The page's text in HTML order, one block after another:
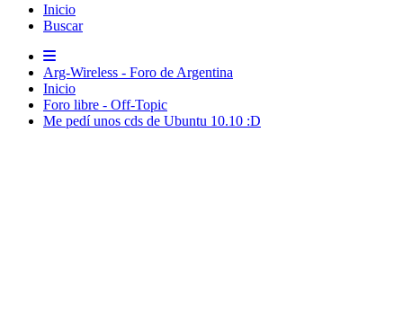
Inicio
Buscar
Arg-Wireless - Foro de Argentina
Inicio
Foro libre - Off-Topic
Me pedí­ unos cds de Ubuntu 10.10 :D